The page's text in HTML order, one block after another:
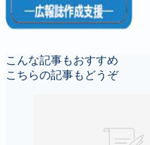
こんな記事もおすすめ
こちらの記事もどうぞ